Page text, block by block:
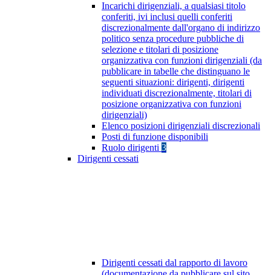
Incarichi dirigenziali, a qualsiasi titolo
conferiti, ivi inclusi quelli conferiti
discrezionalmente dall'organo di indirizzo
politico senza procedure pubbliche di
selezione e titolari di posizione
organizzativa con funzioni dirigenziali (da
pubblicare in tabelle che distinguano le
seguenti situazioni: dirigenti, dirigenti
individuati discrezionalmente, titolari di
posizione organizzativa con funzioni
dirigenziali)
Elenco posizioni dirigenziali discrezionali
Posti di funzione disponibili
Ruolo dirigenti 3
Dirigenti cessati
Dirigenti cessati dal rapporto di lavoro